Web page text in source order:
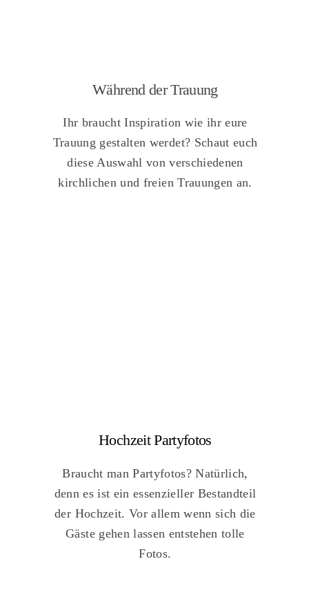
Während der Trauung
Ihr braucht Inspiration wie ihr eure
Trauung gestalten werdet? Schaut euch
diese Auswahl von verschiedenen
kirchlichen und freien Trauungen an.
Hochzeit Partyfotos
Braucht man Partyfotos? Natürlich,
denn es ist ein essenzieller Bestandteil
der Hochzeit. Vor allem wenn sich die
Gäste gehen lassen entstehen tolle
Fotos.